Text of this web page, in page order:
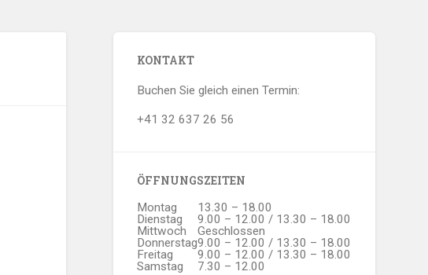
KONTAKT
Buchen Sie gleich einen Termin:
+41 32 637 26 56
ÖFFNUNGSZEITEN
Montag
13.30 – 18.00
Dienstag
9.00 – 12.00 / 13.30 – 18.00
Mittwoch
Geschlossen
Donnerstag9.00 – 12.00 / 13.30 – 18.00
Freitag
9.00 – 12.00 / 13.30 – 18.00
Samstag
7.30 – 12.00